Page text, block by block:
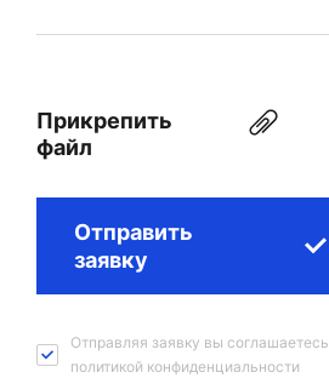
Отправить
заявку
Прикрепить
файл
Отправляя заявку вы соглашаетесь
политикой конфиденциальности